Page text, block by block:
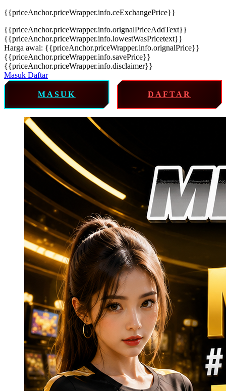
{{priceAnchor.priceWrapper.info.ceExchangePrice}}
{{priceAnchor.priceWrapper.info.orignalPriceAddText}}
{{priceAnchor.priceWrapper.info.lowestWasPricetext}}
Harga awal: {{priceAnchor.priceWrapper.info.orignalPrice}}
{{priceAnchor.priceWrapper.info.savePrice}}
{{priceAnchor.priceWrapper.info.disclaimer}}
Masuk Daftar
MASUK DAFTAR